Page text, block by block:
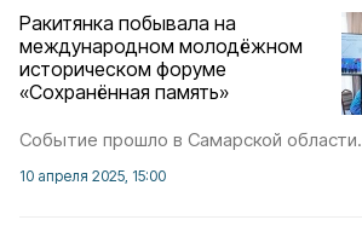
Ракитянка побывала на
международном молодёжном
историческом форуме
«Сохранённая память»
Событие прошло в Самарской области.
10 апреля 2025, 15:00